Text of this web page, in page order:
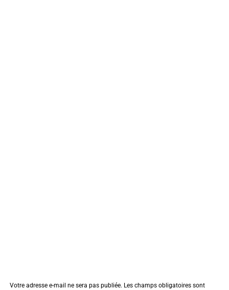
Votre adresse e-mail ne sera pas publiée. Les champs obligatoires sont